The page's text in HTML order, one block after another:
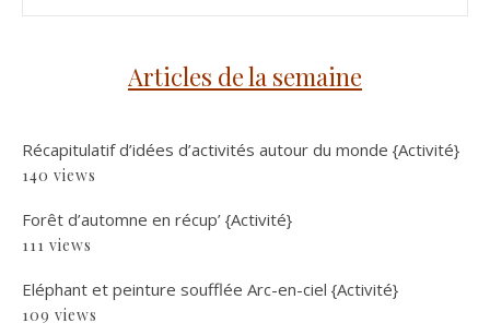
Articles de la semaine
Récapitulatif d’idées d’activités autour du monde {Activité}
140 views
Forêt d’automne en récup’ {Activité}
111 views
Eléphant et peinture soufflée Arc-en-ciel {Activité}
109 views